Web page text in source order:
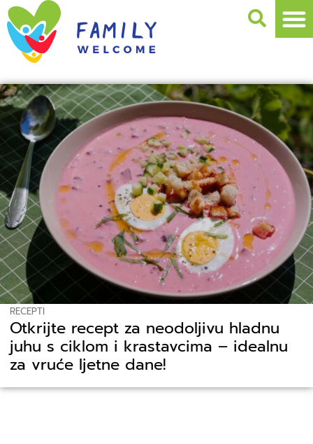
RECEPTI
Otkrijte recept za neodoljivu hladnu
juhu s ciklom i krastavcima – idealnu
za vruće ljetne dane!